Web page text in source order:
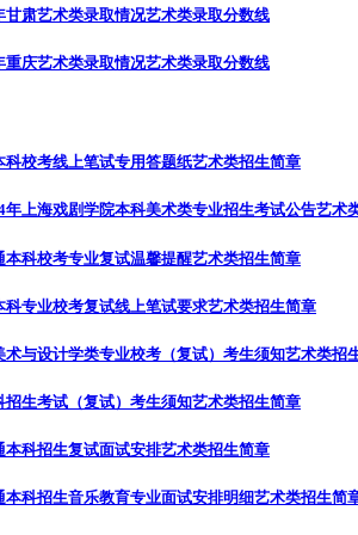
甘肃艺术类录取情况艺术类录取分数线
重庆艺术类录取情况艺术类录取分数线
校考线上笔试专用答题纸艺术类招生简章
年上海戏剧学院本科美术类专业招生考试公告艺术
本科校考专业复试温馨提醒艺术类招生简章
专业校考复试线上笔试要求艺术类招生简章
与设计学类专业校考（复试）考生须知艺术类招
生考试（复试）考生须知艺术类招生简章
本科招生复试面试安排艺术类招生简章
科招生音乐教育专业面试安排明细艺术类招生简